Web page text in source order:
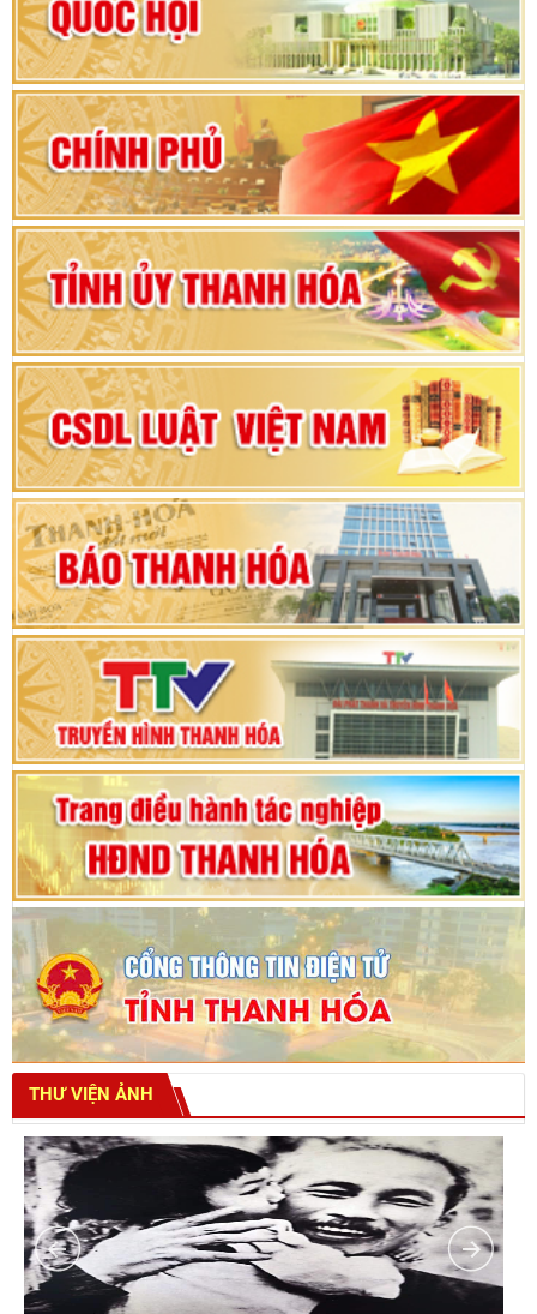
Hướng dẫn quy trình bỏ phiếu bầu cử ĐBQH
khoá XVI và đại biểu HĐND các cấp nhiệm kỳ
2026-2031
80 năm Quốc hội Việt Nam: vì lợi ích Nhân dân,
vì sự phát triển của đất nước
Bộ Chính trị duyệt nội dung Đại hội đại biểu
Đảng bộ tỉnh Thanh Hóa lần thứ XX, nhiệm kỳ
2025 - 2030
Đại hội đại biểu Đảng bộ xã Yên Thọ lần thứ I,
nhiệm kỳ 2025 – 2030
Đại hội Đảng bộ xã Yên Ninh lần thứ nhất,
nhiệm kỳ 2025 - 2030
Khai mạc Kỳ họp bất thường lần thứ 9, Quốc
hội khóa XV
Phiên thảo luận Kỳ họp thứ 24, HĐND tỉnh
Thanh Hóa khóa XVIII, nhiệm kỳ 2021 - 2026
Bế mạc Kỳ họp thứ hai bốn, Hội đồng nhân dân
tỉnh khoá XVIII
THƯ VIỆN ẢNH